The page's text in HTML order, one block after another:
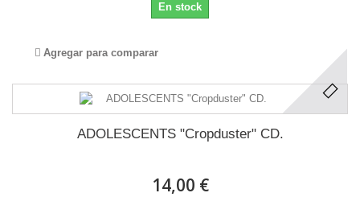
En stock
Agregar para comparar
ADOLESCENTS "Cropduster" CD.
14,00 €